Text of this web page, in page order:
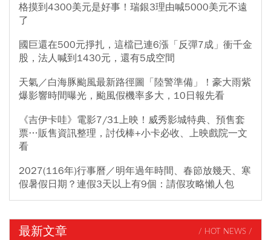
格摸到4300美元是好事！瑞銀3理由喊5000美元不遠
了
國巨還在500元掙扎，這檔已連6漲「反彈7成」衝千金
股，法人喊到1430元，還有5成空間
天氣／白海豚颱風最新路徑圖「陸警準備」！豪大雨紫
爆影響時間曝光，颱風假機率多大，10日報先看
《吉伊卡哇》電影7/31上映！威秀影城特典、預售套
票…販售資訊整理，討伐棒+小卡必收、上映戲院一文
看
2027(116年)行事曆／明年過年時間、春節放幾天、寒
假暑假日期？連假3天以上有9個：請假攻略懶人包
最新文章 / HOT NEWS /